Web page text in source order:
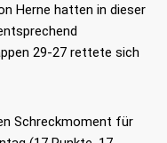
Herne hatten in dieser
29-27 rettete sich
Schreckmoment für